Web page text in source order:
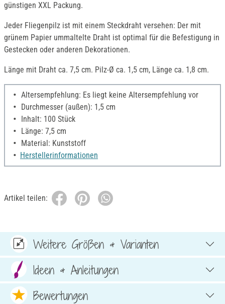
günstigen XXL Packung.
Jeder Fliegenpilz ist mit einem Steckdraht versehen: Der mit
grünem Papier ummaltelte Draht ist optimal für die Befestigung in
Gestecken oder anderen Dekorationen.
Länge mit Draht ca. 7,5 cm. Pilz-Ø ca. 1,5 cm, Länge ca. 1,8 cm.
Altersempfehlung: Es liegt keine Altersempfehlung vor
Durchmesser (außen): 1,5 cm
Inhalt: 100 Stück
Länge: 7,5 cm
Material: Kunststoff
Herstellerinformationen
Artikel teilen:
Weitere Größen & Varianten
Ideen & Anleitungen
Bewertungen